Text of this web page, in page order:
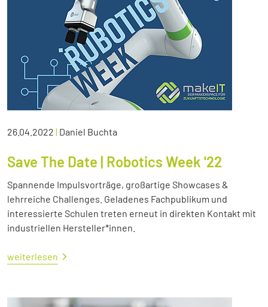
26.04.2022 | Daniel Buchta
Save The Date | Robotics Week '22
Spannende Impulsvorträge, großartige Showcases &
lehrreiche Challenges. Geladenes Fachpublikum und
interessierte Schulen treten erneut in direkten Kontakt mit
industriellen Hersteller*innen.
weiterlesen